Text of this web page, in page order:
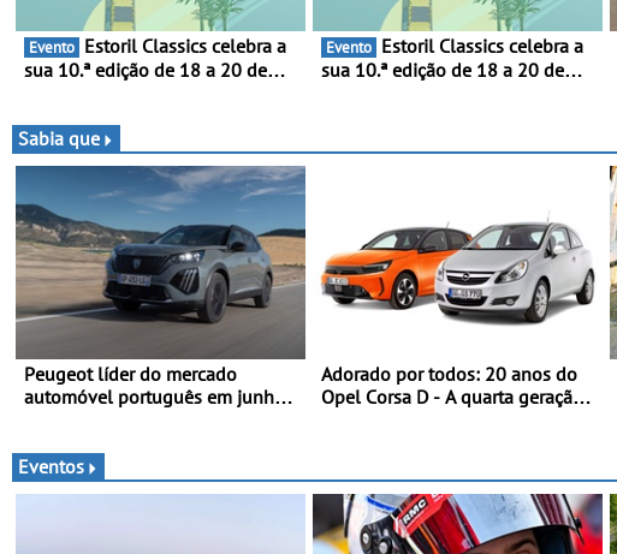
Evento
sua 10.ª edição de 18 a 20 de
Evento
sua 10.ª edição de 18 a 20 de
Sabia que
Peugeot líder do mercado
automóvel português em junho e
Adorado por todos: 20 anos do
Opel Corsa D - A quarta geração
Londres
Eventos